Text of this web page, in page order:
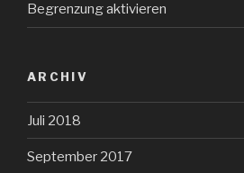
Begrenzung aktivieren
ARCHIV
Juli 2018
September 2017